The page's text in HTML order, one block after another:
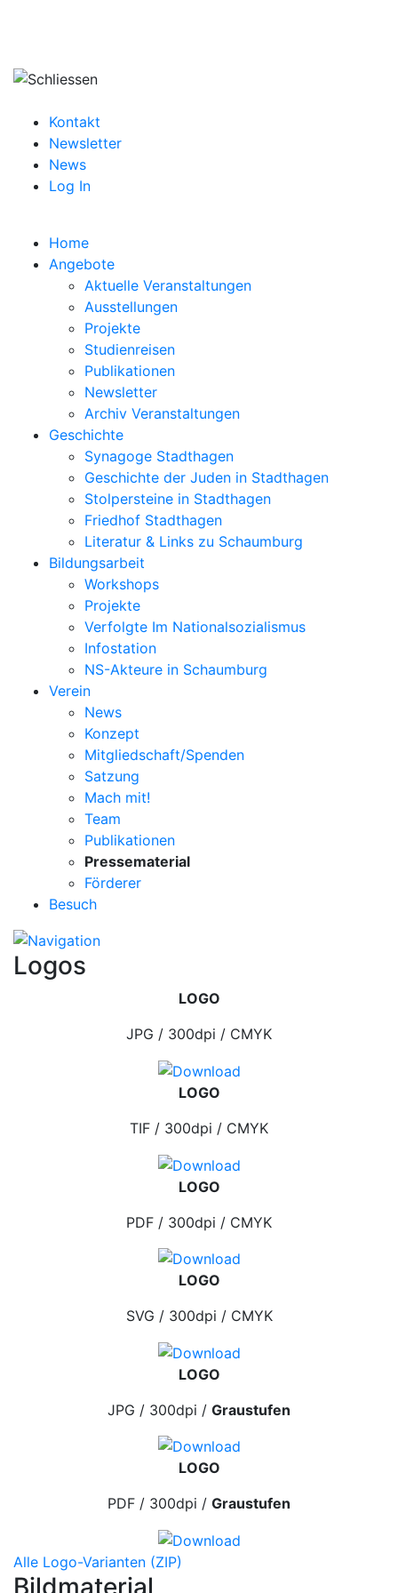
Kontakt
Newsletter
News
Log In
Home
Angebote
Aktuelle Veranstaltungen
Ausstellungen
Projekte
Studienreisen
Publikationen
Newsletter
Archiv Veranstaltungen
Geschichte
Synagoge Stadthagen
Geschichte der Juden in Stadthagen
Stolpersteine in Stadthagen
Friedhof Stadthagen
Literatur & Links zu Schaumburg
Bildungsarbeit
Workshops
Projekte
Verfolgte Im Nationalsozialismus
Infostation
NS-Akteure in Schaumburg
Verein
News
Konzept
Mitgliedschaft/Spenden
Satzung
Mach mit!
Team
Publikationen
Pressematerial
Förderer
Besuch
Logos
LOGO
JPG / 300dpi / CMYK
LOGO
TIF / 300dpi / CMYK
LOGO
PDF / 300dpi / CMYK
LOGO
SVG / 300dpi / CMYK
LOGO
JPG / 300dpi / Graustufen
LOGO
PDF / 300dpi / Graustufen
Alle Logo-Varianten (ZIP)
Bildmaterial